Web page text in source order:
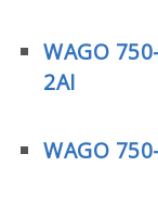
WAGO
2AI
WAGO